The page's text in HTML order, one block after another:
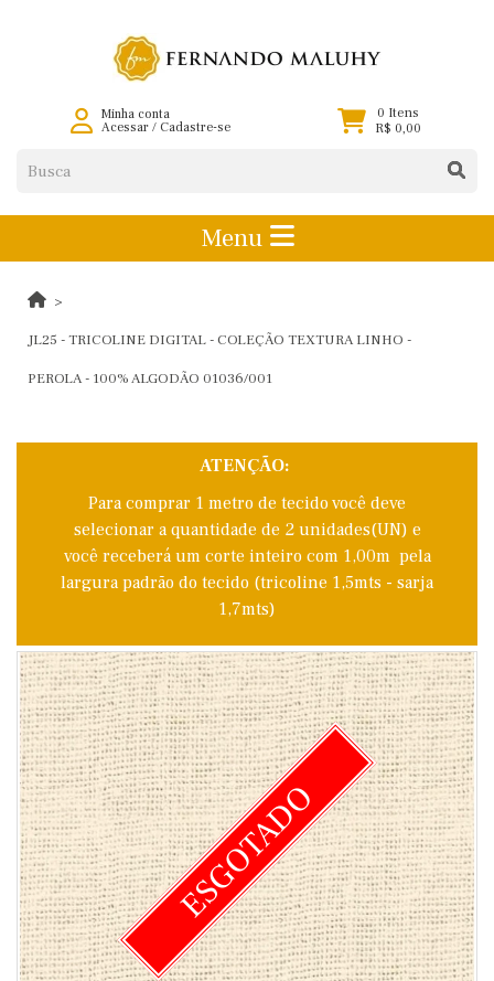
Minha conta
Acessar/ Cadastre-se
0 Itens
R$ 0,00
Menu
JL25 - TRICOLINE DIGITAL - COLEÇÃO TEXTURA LINHO -
PEROLA - 100% ALGODÃO 01036/001
ATENÇÃO:
Para comprar 1 metro de tecido você deve
selecionar a quantidade de 2 unidades(UN) e
você receberá um corte inteiro com 1,00m pela
largura padrão do tecido (tricoline 1,5mts - sarja
1,7mts)
ESGOTADO